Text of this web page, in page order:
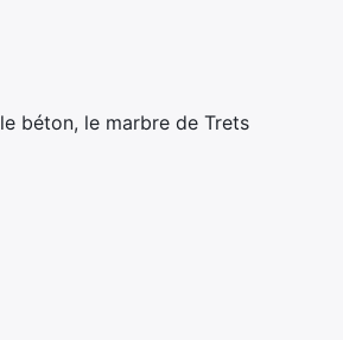
béton, le marbre de Trets